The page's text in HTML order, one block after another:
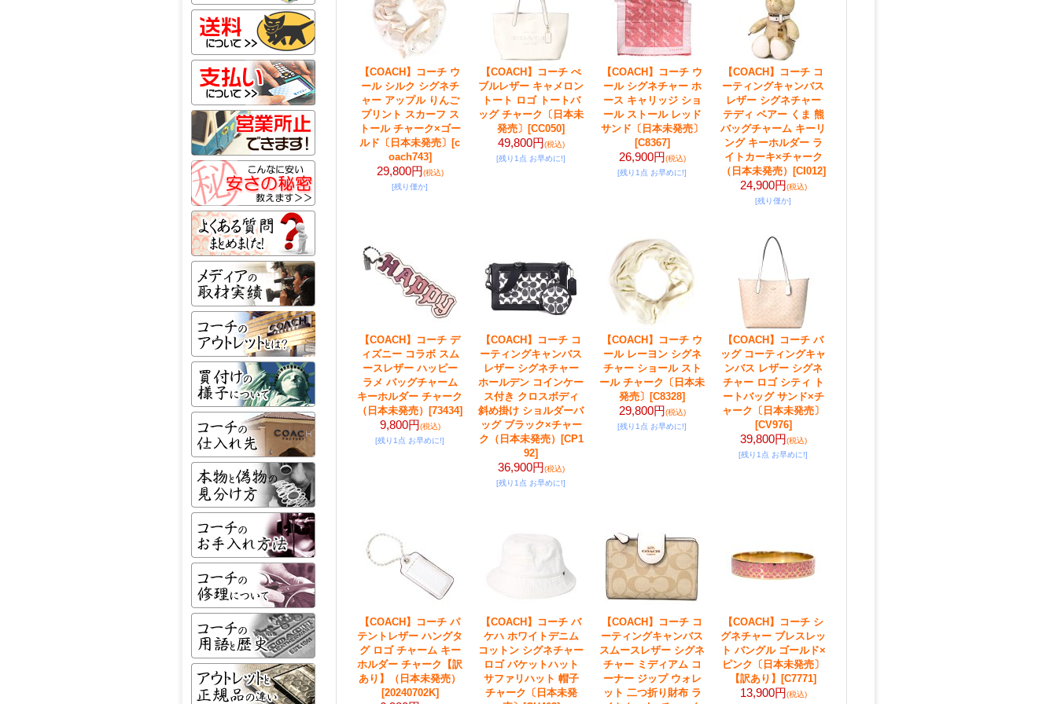
【COACH】コーチ ウ
ール シルク シグネチ
ャー アップル りんご
プリント スカーフ ス
トール チャーク×ゴー
ルド〔日本未発売〕 [c
oach743]
29,800円(税込)
[残り僅か]
【COACH】コーチ ぺ
ブルレザー キャメロン
トート ロゴ トートバ
ッグ チャーク〔日本未
発売〕 [CC050]
49,800円(税込)
[残り1点 お早めに!]
【COACH】コーチ ウ
ール シグネチャー ホ
ース キャリッジ ショ
ール ストール レッド
サンド〔日本未発売〕
[C8367]
26,900円(税込)
[残り1点 お早めに!]
【COACH】コーチ コ
ーティングキャンバス
レザー シグネチャー
テディ ベアー くま 熊
バッグチャーム キーリ
ング キーホルダー ラ
イトカーキ×チャーク
（日本未発売）
[CI012]
24,900円(税込)
[残り僅か]
【COACH】コーチ デ
ィズニー コラボ スム
ースレザー ハッピー
ラメ バッグチャーム
キーホルダー チャーク
（日本未発売）
[73434]
9,800円(税込)
[残り1点 お早めに!]
【COACH】コーチ コ
ーティングキャンバス
レザー シグネチャー
ホールデン コインケー
ス付き クロスボディ
斜め掛け ショルダーバ
ッグ ブラック×チャー
ク（日本未発売）
[CP1
92]
36,900円(税込)
[残り1点 お早めに!]
【COACH】コーチ ウ
ール レーヨン シグネ
チャー ショール スト
ール チャーク〔日本未
発売〕 [C8328]
29,800円(税込)
[残り1点 お早めに!]
【COACH】コーチ バ
ッグ コーティングキャ
ンバス レザー シグネ
チャー ロゴ シティ ト
ートバッグ サンド×チ
ャーク〔日本未発売〕
[CV976]
39,800円(税込)
[残り1点 お早めに!]
【COACH】コーチ パ
テントレザー ハングタ
グ ロゴ チャーム キー
ホルダー チャーク【訳
あり】（日本未発売）
[20240702K]
【COACH】コーチ バ
ケハ ホワイトデニム
コットン シグネチャー
ロゴ バケットハット
サファリハット 帽子
チャーク〔日本未発
【COACH】コーチ コ
ーティングキャンバス
スムースレザー シグネ
チャー ミディアム コ
ーナー ジップ ウォレ
ット 二つ折り財布 ラ
【COACH】コーチ シ
グネチャー ブレスレッ
ト バングル ゴールド×
ピンク〔日本未発売〕
【訳あり】
[C7771]
13,900円(税込)